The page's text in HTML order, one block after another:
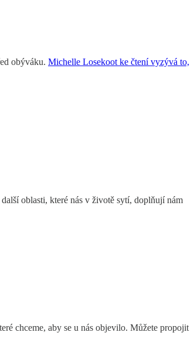
obýváku. Michelle Losekoot ke čtení vyzývá to,
oblasti, které nás v životě sytí, doplňují nám
chceme, aby se u nás objevilo. Můžete propojit